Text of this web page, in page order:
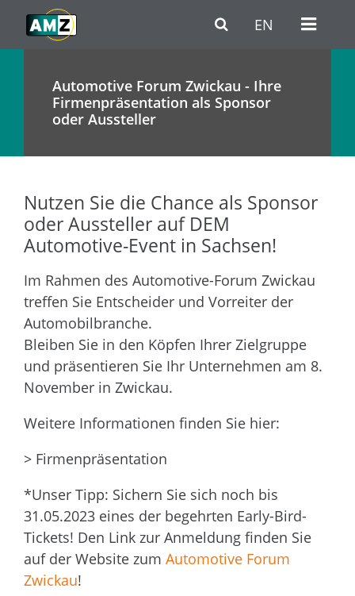
Zum Hauptinhalt
Zur Haupt-Navigation
Zum Fußbereich / Kontakt
EN
Automotive Forum Zwickau - Ihre
Firmenpräsentation als Sponsor
oder Aussteller
Nutzen Sie die Chance als Sponsor
oder Aussteller auf DEM
Automotive-Event in Sachsen!
Im Rahmen des Automotive-Forum Zwickau
treffen Sie Entscheider und Vorreiter der
Automobilbranche.
Bleiben Sie in den Köpfen Ihrer Zielgruppe
und präsentieren Sie Ihr Unternehmen am 8.
November in Zwickau.
Weitere Informationen finden Sie hier:
> Firmenpräsentation
*Unser Tipp: Sichern Sie sich noch bis
31.05.2023 eines der begehrten Early-Bird-
Tickets! Den Link zur Anmeldung finden Sie
auf der Website zum Automotive Forum
Zwickau!